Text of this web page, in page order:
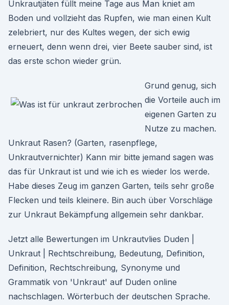
Unkrautjäten füllt meine Tage aus Man kniet am
Boden und vollzieht das Rupfen, wie man einen Kult
zelebriert, nur des Kultes wegen, der sich ewig
erneuert, denn wenn drei, vier Beete sauber sind, ist
das erste schon wieder grün.
Grund genug, sich
die Vorteile auch im
eigenen Garten zu
Nutze zu machen.
Unkraut Rasen? (Garten, rasenpflege,
Unkrautvernichter) Kann mir bitte jemand sagen was
das für Unkraut ist und wie ich es wieder los werde.
Habe dieses Zeug im ganzen Garten, teils sehr große
Flecken und teils kleinere. Bin auch über Vorschläge
zur Unkraut Bekämpfung allgemein sehr dankbar.
Jetzt alle Bewertungen im Unkrautvlies Duden |
Unkraut | Rechtschreibung, Bedeutung, Definition,
Definition, Rechtschreibung, Synonyme und
Grammatik von 'Unkraut' auf Duden online
nachschlagen. Wörterbuch der deutschen Sprache.